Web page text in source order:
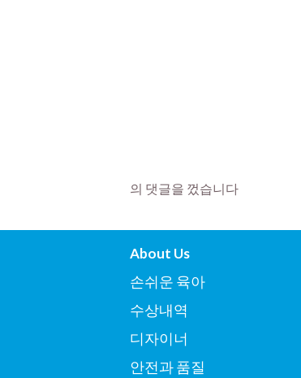
의 댓글을 껐습니다
About Us
손쉬운 육아
수상내역
디자이너
안전과 품질